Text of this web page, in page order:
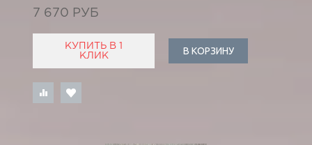
7 670 РУБ
КУПИТЬ В 1
КЛИК
В КОРЗИНУ